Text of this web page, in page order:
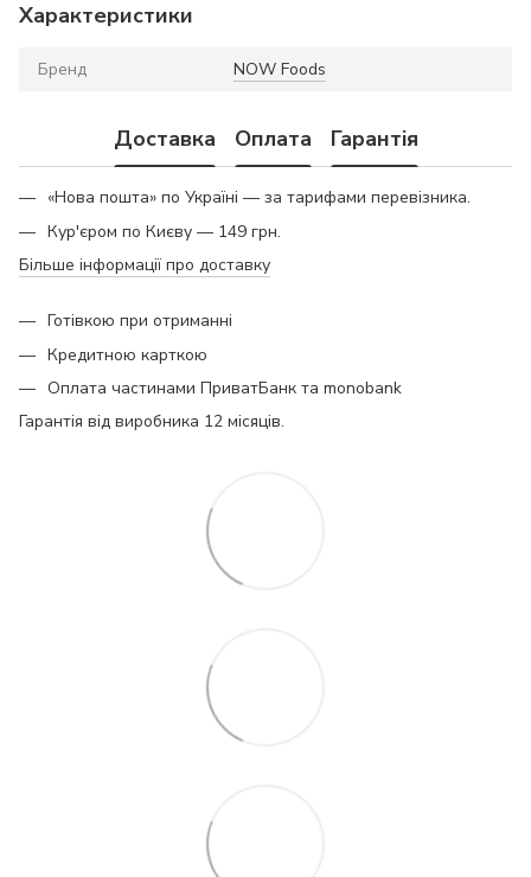
Характеристики
Бренд NOW Foods
Доставка Оплата Гарантія
«Нова пошта» по Україні — за тарифами перевізника.
Кур'єром по Києву — 149 грн.
Більше інформації про доставку
Готівкою при отриманні
Кредитною карткою
Оплата частинами ПриватБанк та monobank
Гарантія від виробника 12 місяців.